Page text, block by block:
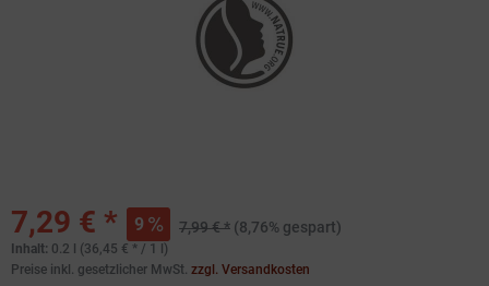
7,29 € * 9 7,99 € * (8,76% gespart)
Inhalt: 0.2 l (36,45 € * / 1 l)
Preise inkl. gesetzlicher MwSt. zzgl. Versandkosten